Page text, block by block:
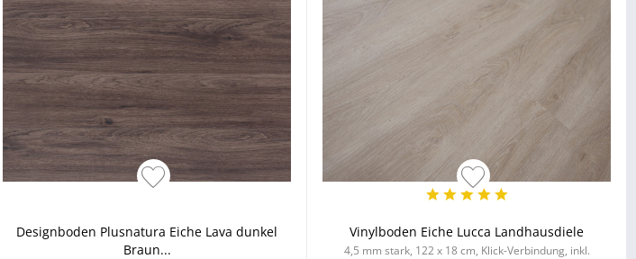
Designboden Plusnatura Eiche Lava dunkel
Braun...
Vinylboden Eiche Lucca Landhausdiele
4,5 mm stark, 122 x 18 cm, Klick-Verbindung, inkl.